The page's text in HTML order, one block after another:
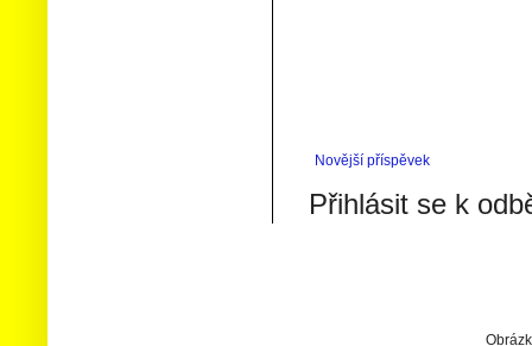
Novější příspěvek
Přihlásit se k